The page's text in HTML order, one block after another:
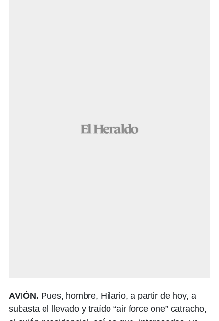
AVIÓN. Pues, hombre, Hilario, a partir de hoy, a
subasta el llevado y traído “air force one” catracho,